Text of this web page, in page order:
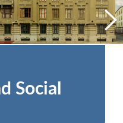
Social